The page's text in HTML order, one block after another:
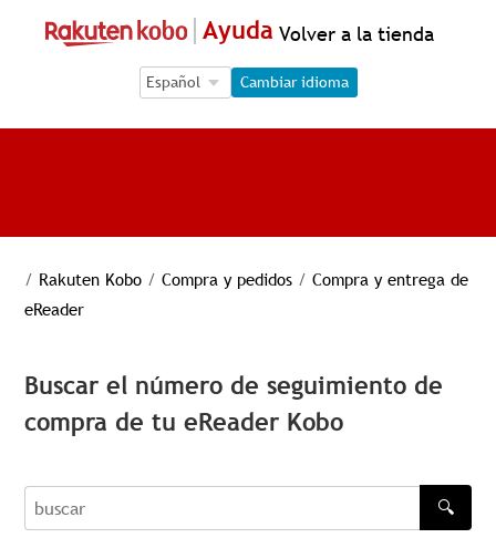
Ayuda Volver a la tienda
Language Selection
Language Selection
Cambiar idioma
/ Rakuten Kobo / Compra y pedidos / Compra y entrega de
eReader
Buscar el número de seguimiento de
compra de tu eReader Kobo
buscar
🔍